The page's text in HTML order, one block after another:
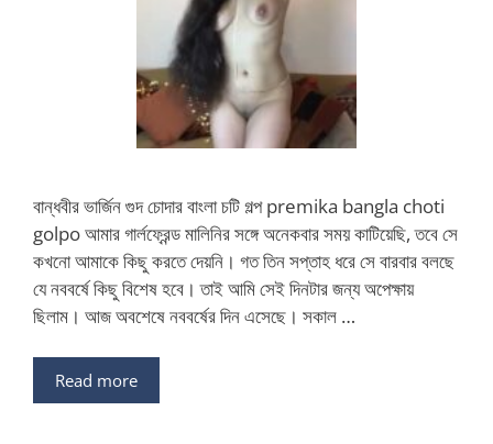
বান্ধবীর ভার্জিন গুদ চোদার বাংলা চটি গল্প premika bangla choti
golpo আমার গার্লফ্রেন্ড মালিনির সঙ্গে অনেকবার সময় কাটিয়েছি, তবে সে
কখনো আমাকে কিছু করতে দেয়নি। গত তিন সপ্তাহ ধরে সে বারবার বলছে
যে নববর্ষে কিছু বিশেষ হবে। তাই আমি সেই দিনটার জন্য অপেক্ষায়
ছিলাম। আজ অবশেষে নববর্ষের দিন এসেছে। সকাল …
Read more